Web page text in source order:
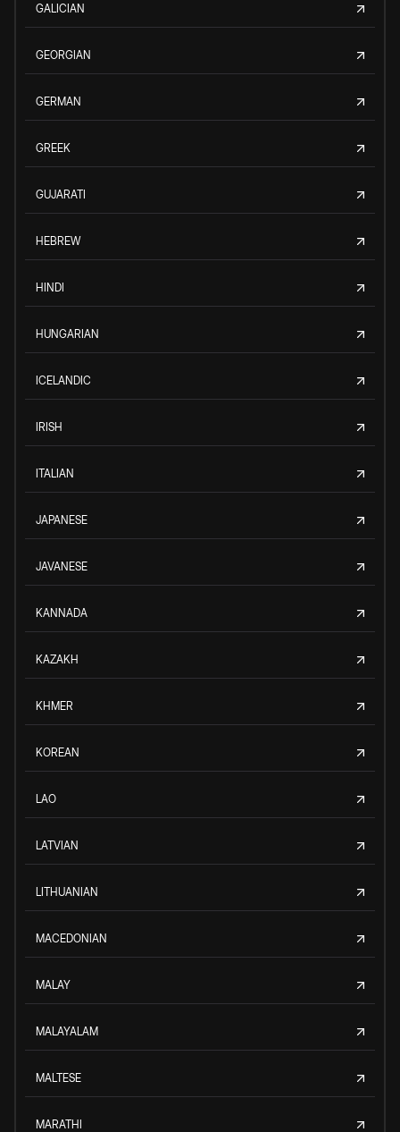
GALICIAN
GEORGIAN
GERMAN
GREEK
GUJARATI
HEBREW
HINDI
HUNGARIAN
ICELANDIC
IRISH
ITALIAN
JAPANESE
JAVANESE
KANNADA
KAZAKH
KHMER
KOREAN
LAO
LATVIAN
LITHUANIAN
MACEDONIAN
MALAY
MALAYALAM
MALTESE
MARATHI